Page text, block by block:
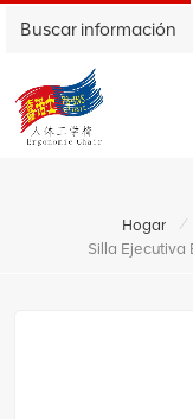
Hogar /